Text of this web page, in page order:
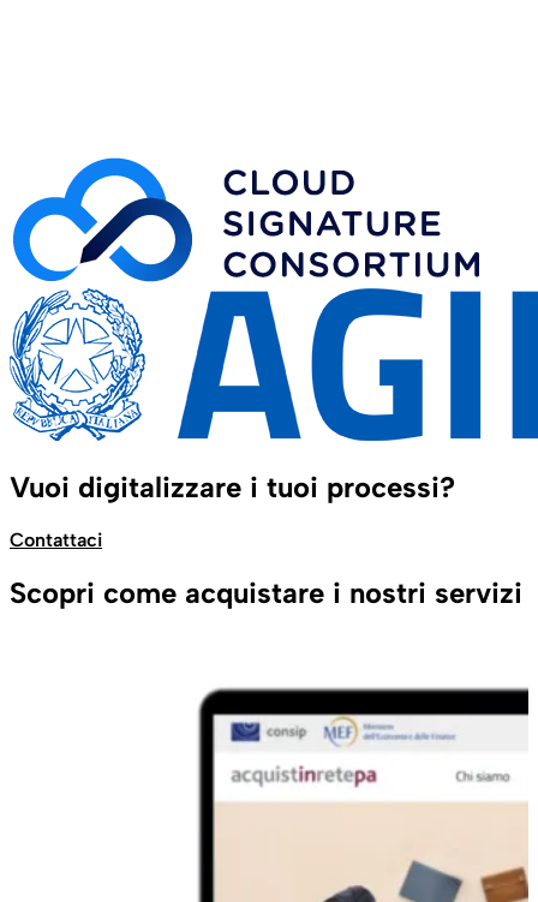
Vuoi digitalizzare i tuoi processi?
Contattaci
Scopri come acquistare i nostri servizi